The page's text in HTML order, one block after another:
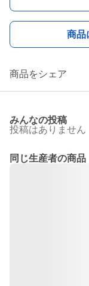
商品
商品をシェア
みんなの投稿
投稿はありません
同じ生産者の商品